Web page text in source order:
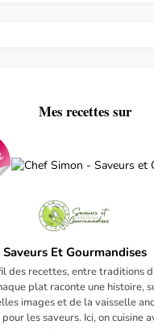
Mes recettes sur
Saveurs Et Gourmandises
des recettes, entre traditions
plat raconte une histoire,
images et de la vaisselle
les saveurs. Ici, on cuisine